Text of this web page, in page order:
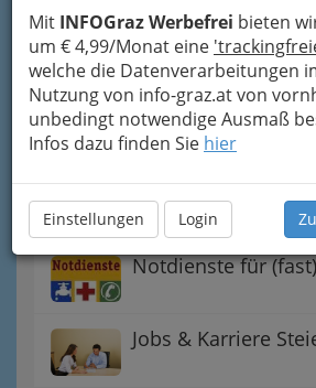
Mit INFOGraz Werbefrei bieten
um € 4,99/Monat eine
welche die Datenverarbeitungen
Nutzung von info-graz.at von
unbedingt notwendige Ausmaß
Infos dazu finden Sie hier
Einstellungen Login
Einkaufen &
Handel
Gutschein-Welt:
bis H&M, C&A
Gewinnspiele -
Gutscheine
Notdienste für
Jobs & Karriere